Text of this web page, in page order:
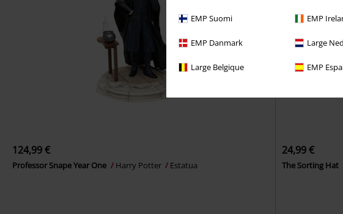
EMP Suomi EMP
EMP Danmark Large
Large Belgique EMP
124,99 €
Professor Snape Year One Harry Potter Estatua
24,99 €
The Sorting Hat